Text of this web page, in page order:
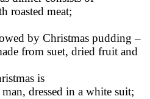
meat;
by Christmas pudding –
from suet, dried fruit and
is
dressed in a white suit;